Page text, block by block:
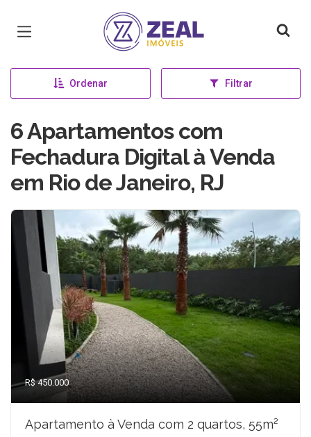
Página inicial
Ordenar Filtrar
6 Apartamentos com
Fechadura Digital à Venda
em Rio de Janeiro, RJ
R$ 450.000
Apartamento à Venda com 2 quartos, 55m²